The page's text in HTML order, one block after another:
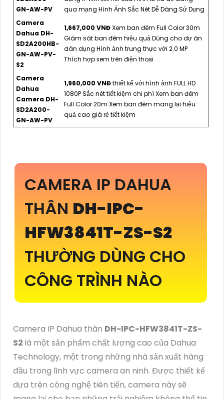
GN-AW-PV
qua mạng Hình Ảnh Sắc Nét Dễ Dàng Sử Dụng
Camera
Dahua DH-
SD2A200HB-
GN-AW-PV-
S2
1,667,000 VNĐXem ban đêm Full Color 30m
Giám sát ban đêm hiệu quả Dùng cho dự án
dân dụng Hình ảnh trung thực với 2.0 MP
Thích hợp xem trên điện thoại
Camera
Dahua
Camera DH-
SD2A200-
GN-AW-PV
1,960,000 VNĐthiết kế với hình ảnh FULL HD
1080P Sắc nét tiết kiệm chi phí Xem ban đêm
Full Color 20m Xem ban đêm mang lại hiệu
quả cao giá rẻ tiết kiệm
CAMERA IP DAHUA
THÂN DH-IPC-
HFW3841T-ZS-S2
THƯỜNG DÙNG CHO
CÔNG TRÌNH NÀO
Camera IP Dahua thân DH-IPC-HFW3841T-ZS-
S2 là một sản phẩm chất lượng cao của Dahua
Technology, một trong những nhà sản xuất hàng
đầu trong lĩnh vực camera an ninh. Được thiết kế
dựa trên công nghệ tiên tiến, camera này sẽ